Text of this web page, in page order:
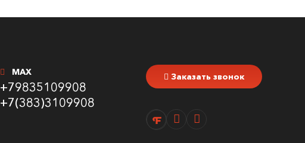
MAX
+79835109908
+7(383)3109908
Заказать звонок